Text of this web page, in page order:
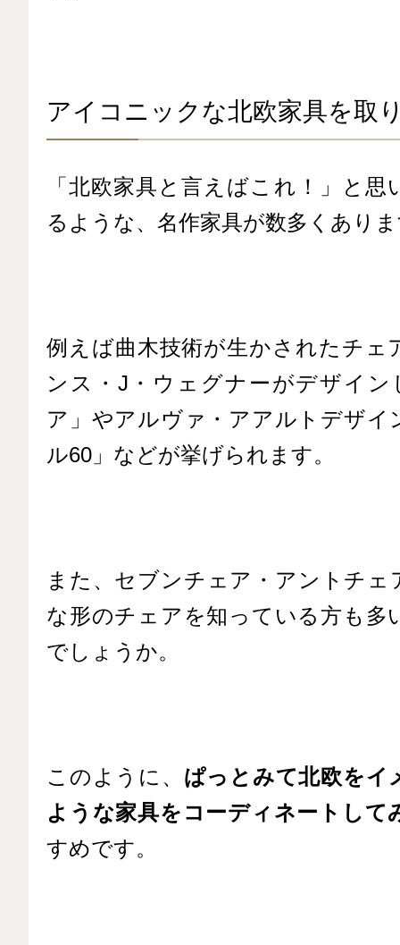
アイコニックな北欧家具を取
「北欧家具と言えばこれ！」と思
るような、名作家具が数多くあり
例えば曲木技術が生かされたチェ
ンス・J・ウェグナーがデザイン
ア」やアルヴァ・アアルトデザイ
ル60」などが挙げられます。
また、セブンチェア・アントチェ
な形のチェアを知っている方も多
でしょうか。
このように、 ぱっとみて北欧をイ
ような家具をコーディネートして
すめです。